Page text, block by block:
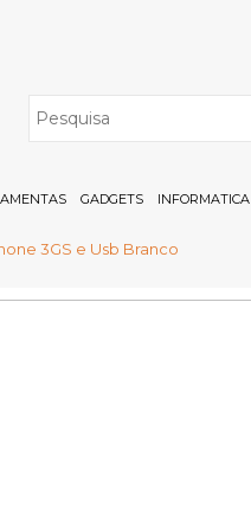
GADGETS INFORMATICA
3GS e Usb Branco